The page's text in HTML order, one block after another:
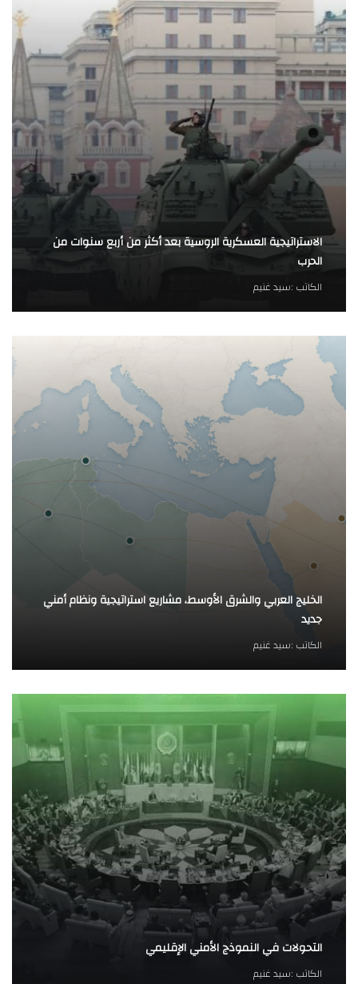
الاستراتيجية العسكرية الروسية بعد أكثر من أربع سنوات من
الحرب
الكاتب :سيد غنيم
الخليج العربي والشرق الأوسط، مشاريع استراتيجية ونظام أمني
جديد
الكاتب :سيد غنيم
التحولات في النموذج الأمني الإقليمي
الكاتب :سيد غنيم